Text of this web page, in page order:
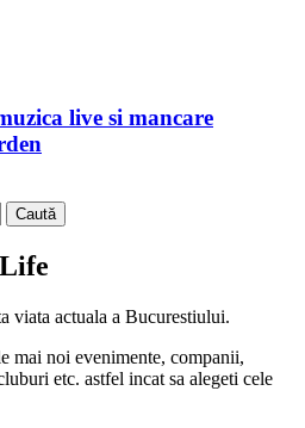
live si mancare
viata actuala a Bucurestiului.
mai noi evenimente, companii,
etc. astfel incat sa alegeti cele